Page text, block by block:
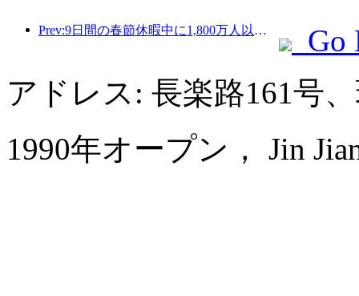
Prev:9日間の春節休暇中に1,800万人以上が国内外を旅行すると予想されている。
Go
アドレス: 長楽路161号
1990年オープン， Jin